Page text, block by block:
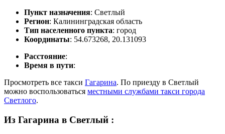
Пункт назначения: Светлый
Регион: Калининградская область
Тип населенного пункта: город
Координаты: 54.673268, 20.131093
Расстояние:
Время в пути:
Просмотреть все такси Гагарина. По приезду в Светлый
можно воспользоваться местными службами такси города
Светлого.
Из Гагарина в Светлый :